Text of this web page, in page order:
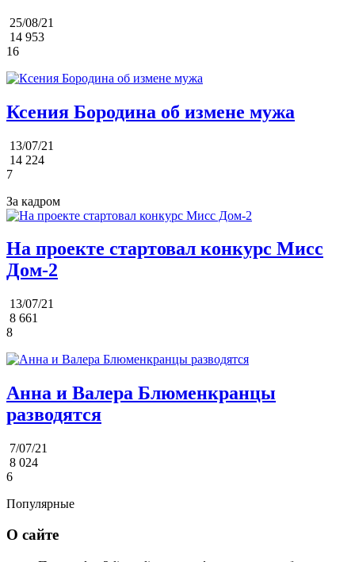
25/08/21
14 953
16
Ксения Бородина об измене мужа
13/07/21
14 224
7
За кадром
На проекте стартовал конкурс Мисс
Дом-2
13/07/21
8 661
8
Анна и Валера Блюменкранцы
разводятся
7/07/21
8 024
6
Популярные
О сайте